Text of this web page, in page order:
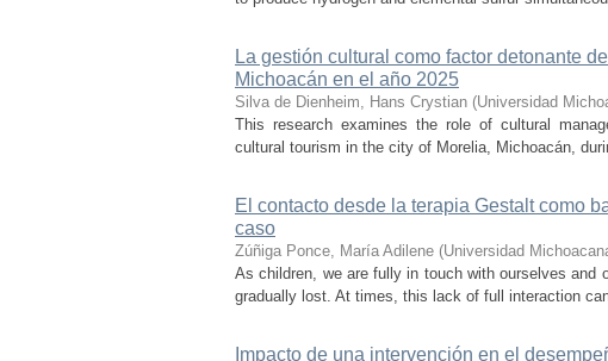
La gestión cultural como factor detonante
Michoacán en el año 2025
Silva de Dienheim, Hans Crystian (Universidad
This research examines the role of cultural
cultural tourism in the city of Morelia, Michoacán,
El contacto desde la terapia Gestalt como
caso
Zúñiga Ponce, María Adilene (Universidad
As children, we are fully in touch with ourselves and
gradually lost. At times, this lack of full interaction
Impacto de una intervención en el